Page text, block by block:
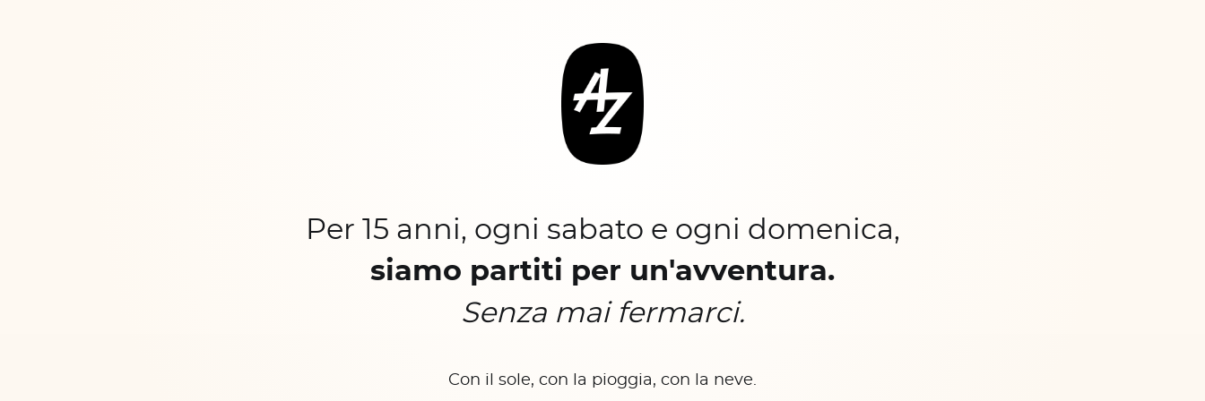
Per 15 anni, ogni sabato e ogni domenica,
siamo partiti per un'avventura.
Senza mai fermarci.
Con il sole, con la pioggia, con la neve.